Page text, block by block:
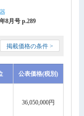
8月号 p.289
掲載価格の条件 >
公表価格(税別)
36,050,000円